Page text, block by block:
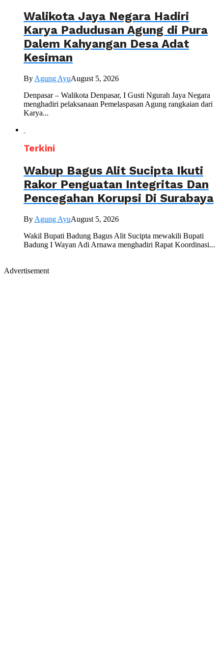
Walikota Jaya Negara Hadiri
Karya Padudusan Agung di Pura
Dalem Kahyangan Desa Adat
Kesiman
By Agung AyuAugust 5, 2026
Denpasar – Walikota Denpasar, I Gusti Ngurah Jaya Negara
menghadiri pelaksanaan Pemelaspasan Agung rangkaian dari
Karya...
Terkini
Wabup Bagus Alit Sucipta Ikuti
Rakor Penguatan Integritas Dan
Pencegahan Korupsi Di Surabaya
By Agung AyuAugust 5, 2026
Wakil Bupati Badung Bagus Alit Sucipta mewakili Bupati
Badung I Wayan Adi Arnawa menghadiri Rapat Koordinasi...
Advertisement